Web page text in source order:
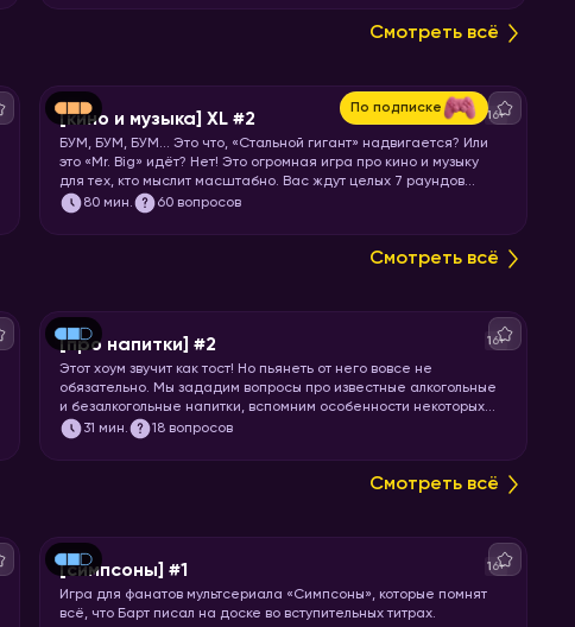
Смотреть всё
По подписке
[кино и музыка] XL #2 16+
БУМ, БУМ, БУМ… Это что, «Стальной гигант» надвигается? Или
это «Mr. Big» идёт? Нет! Это огромная игра про кино и музыку
для тех, кто мыслит масштабно. Вас ждут целых 7 раундов
песен, клипов, отрывков из фильмов, сериалов и мультфильмов.
80 мин. 60 вопросов
Смотреть всё
[про напитки] #2 16+
Этот хоум звучит как тост! Но пьянеть от него вовсе не
обязательно. Мы зададим вопросы про известные алкогольные
и безалкогольные напитки, вспомним особенности некоторых
коктейлей и утолим вашу жажду знаний. Запускайте игру!
31 мин. 18 вопросов
Смотреть всё
[симпсоны] #1 16+
Игра для фанатов мультсериала «Симпсоны», которые помнят
всё, что Барт писал на доске во вступительных титрах.